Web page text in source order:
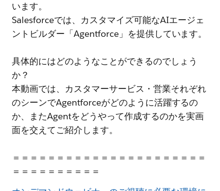
います。
Salesforceでは、カスタマイズ可能なAIエージェ
ントビルダー「Agentforce」を提供しています。
具体的にはどのようなことができるのでしょう
か？
本動画では、カスタマーサービス・営業それぞれ
のシーンでAgentforceがどのように活躍するの
か、またAgentをどうやって作成するのかを実画
面を交えてご紹介します。
＝＝＝＝＝＝＝＝＝＝＝＝＝＝＝＝＝＝＝＝＝＝
＝＝＝＝＝＝＝＝＝＝